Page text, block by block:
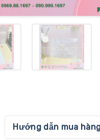
Hướng dẫn mua